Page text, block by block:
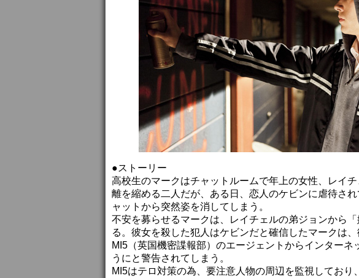
●ストーリー
高校生のマークはチャットルームで年上の女性、レイ
離を縮める二人だが、ある日、恋人のケビンに虐待さ
ャットから突然姿を消してしまう。
不安を募らせるマークは、レイチェルの弟ジョンから
る。彼女を殺した犯人はケビンだと確信したマークは
MI5（英国機密諜報部）のエージェントからインターネ
うにと警告されてしまう。
MI5はテロ対策の為、要注意人物の周辺を監視してお